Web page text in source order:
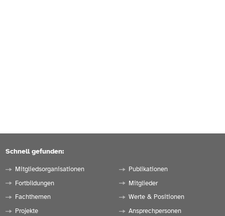
Schnell gefunden:
Mitgliedsorganisationen
Fortbildungen
Fachthemen
Projekte
Publikationen
Mitglieder
Werte & Positionen
Ansprechpersonen